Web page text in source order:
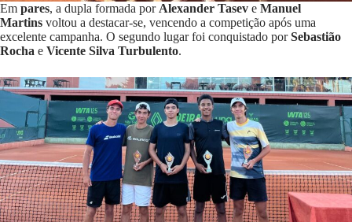
Em pares, a dupla formada por Alexander Tasev e Manuel
Martins voltou a destacar-se, vencendo a competição após uma
excelente campanha. O segundo lugar foi conquistado porSebastião
Rocha e Vicente Silva Turbulento.